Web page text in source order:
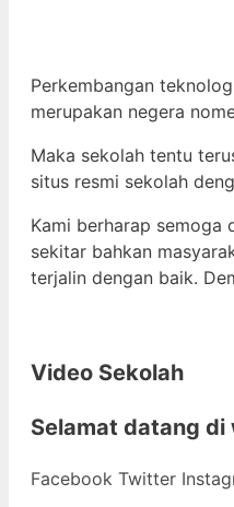
Perkembangan
merupakan negera
Maka sekolah tentu
situs resmi sekolah
Kami berharap semoga
sekitar bahkan
terjalin dengan baik.
Video Sekolah
Selamat datang di
Facebook Twitter